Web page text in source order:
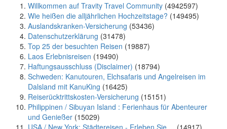
Willkommen auf Travity Travel Community (4942597)
Wie heißen die alljährlichen Hochzeitstage? (149495)
Auslandskranken-Versicherung (53436)
Datenschutzerklärung (31478)
Top 25 der besuchten Reisen (19887)
Laos Erlebnisreisen (19490)
Haftungsausschluss (Disclaimer) (18794)
Schweden: Kanutouren, Elchsafaris und Angelreisen im
Dalsland mit KanuKing (16425)
Reiserücktrittskosten-Versicherung (15151)
Philippinen / Sibuyan Island : Ferienhaus für Abenteurer
und Genießer (15029)